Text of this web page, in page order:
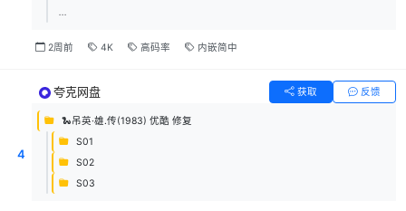
...
2周前 4K 高码率 内嵌简中
4
夸克网盘 获取 反馈
🐍吊英·雄.传(1983) 优酷 修复
S01
S02
S03